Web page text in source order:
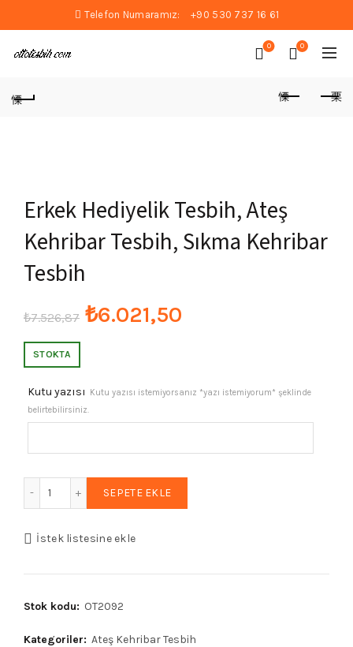
Telefon Numaramız: +90 530 737 16 61
0 0
Erkek Hediyelik Tesbih, Ateş
Kehribar Tesbih, Sıkma Kehribar
Tesbih
₺7.526,87 Orijinal
₺7.526,87.
₺6.021,50
fiyat:
₺6.021,50.
STOKTA
Kutu yazısı
Kutu yazısı istemiyorsanız *yazı istemiyorum* şeklinde
belirtebilirsiniz.
SEPETE EKLE
İstek listesine ekle
Stok kodu: OT2092
Kategoriler: Ateş Kehribar Tesbih